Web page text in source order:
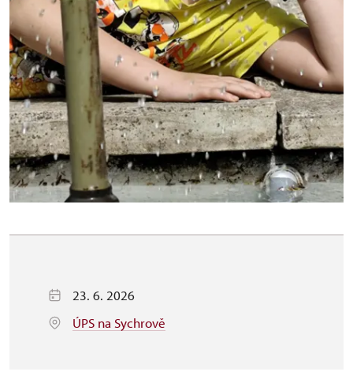
23. 6. 2026
ÚPS na Sychrově